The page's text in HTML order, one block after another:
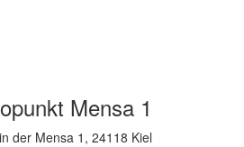
Mensa 1
der Mensa 1, 24118 Kiel